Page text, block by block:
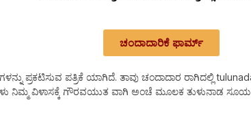
ಚಂದಾದಾರಿಕೆ ಫಾರ್ಮ್
ಪ್ರಕಟಿಸುವ ಪತ್ರಿಕೆ ಯಾಗಿದೆ. ತಾವು ಚಂದಾದಾರ ರಾಗಿದಲ್ಲಿ
ನಿಮ್ಮ ವಿಳಾಸಕ್ಕೆ ಗೌರವಯುತ ವಾಗಿ ಅಂಚೆ ಮೂಲಕ ತುಳುನಾಡ ಸೂರ್ಯ